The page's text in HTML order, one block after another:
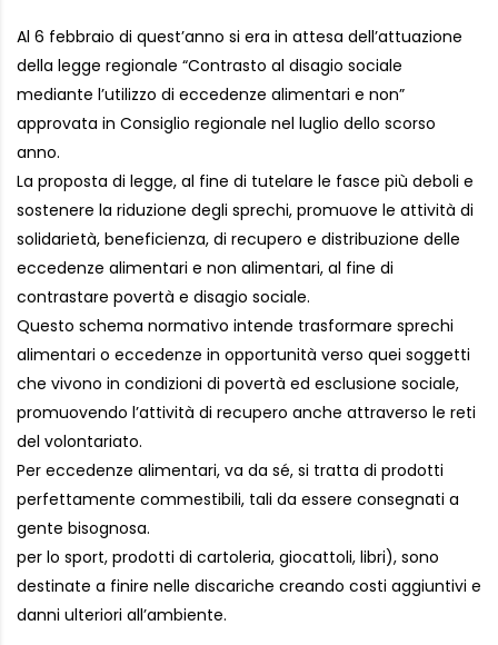
Al 6 febbraio di quest’anno si era in attesa dell’attuazione
della legge regionale “Contrasto al disagio sociale
mediante l’utilizzo di eccedenze alimentari e non”
approvata in Consiglio regionale nel luglio dello scorso
anno.
La proposta di legge, al fine di tutelare le fasce più deboli e
sostenere la riduzione degli sprechi, promuove le attività di
solidarietà, beneficienza, di recupero e distribuzione delle
eccedenze alimentari e non alimentari, al fine di
contrastare povertà e disagio sociale.
Questo schema normativo intende trasformare sprechi
alimentari o eccedenze in opportunità verso quei soggetti
che vivono in condizioni di povertà ed esclusione sociale,
promuovendo l’attività di recupero anche attraverso le reti
del volontariato.
Per eccedenze alimentari, va da sé, si tratta di prodotti
perfettamente commestibili, tali da essere consegnati a
gente bisognosa.
per lo sport, prodotti di cartoleria, giocattoli, libri), sono
destinate a finire nelle discariche creando costi aggiuntivi e
danni ulteriori all’ambiente.